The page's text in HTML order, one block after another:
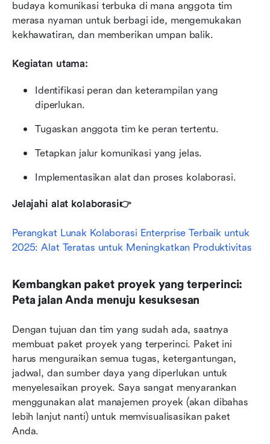
budaya komunikasi terbuka di mana anggota tim
merasa nyaman untuk berbagi ide, mengemukakan
kekhawatiran, dan memberikan umpan balik.
Kegiatan utama:
Identifikasi peran dan keterampilan yang
diperlukan.
Tugaskan anggota tim ke peran tertentu.
Tetapkan jalur komunikasi yang jelas.
Implementasikan alat dan proses kolaborasi.
Jelajahi alat kolaborasi👉
Perangkat Lunak Kolaborasi Enterprise Terbaik untuk
2025: Alat Teratas untuk Meningkatkan Produktivitas
Kembangkan paket proyek yang terperinci:
Peta jalan Anda menuju kesuksesan
Dengan tujuan dan tim yang sudah ada, saatnya
membuat paket proyek yang terperinci. Paket ini
harus menguraikan semua tugas, ketergantungan,
jadwal, dan sumber daya yang diperlukan untuk
menyelesaikan proyek. Saya sangat menyarankan
menggunakan alat manajemen proyek (akan dibahas
lebih lanjut nanti) untuk memvisualisasikan paket
Anda.